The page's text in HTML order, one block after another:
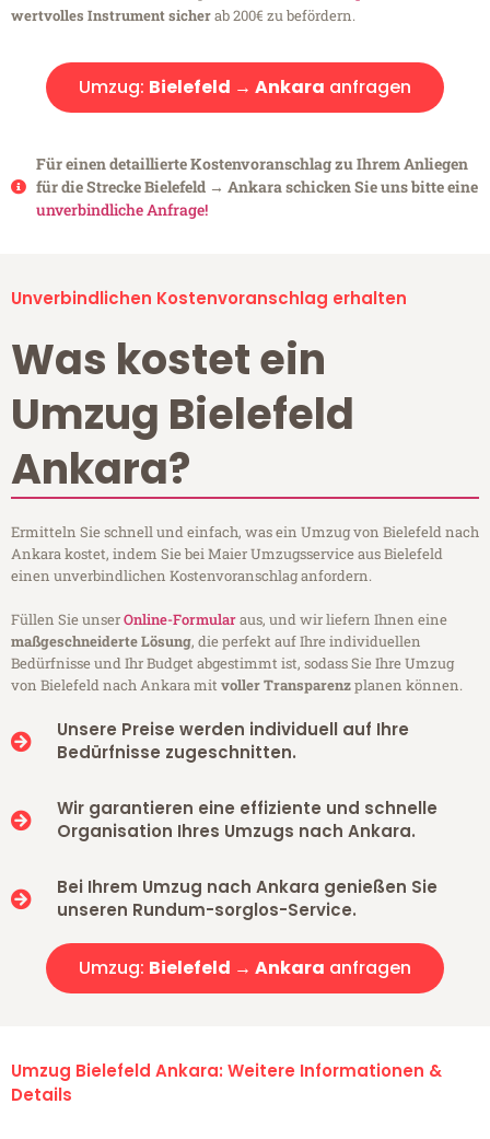
wertvolles Instrument sicherab 200€ zu befördern.
Umzug: Bielefeld → Ankara anfragen
Für einen detaillierte Kostenvoranschlag zu Ihrem Anliegen
für die Strecke Bielefeld → Ankara schicken Sie uns bitte eine
unverbindliche Anfrage!
Unverbindlichen Kostenvoranschlag erhalten
Was kostet ein
Umzug Bielefeld
Ankara?
Ermitteln Sie schnell und einfach, was ein Umzug von Bielefeld nach
Ankara kostet, indem Sie bei Maier Umzugsservice aus Bielefeld
einen unverbindlichen Kostenvoranschlag anfordern.
Füllen Sie unserOnline-Formularaus, und wir liefern Ihnen eine
maßgeschneiderte Lösung, die perfekt auf Ihre individuellen
Bedürfnisse und Ihr Budget abgestimmt ist, sodass Sie Ihre Umzug
von Bielefeld nach Ankara mitvoller Transparenzplanen können.
Unsere Preise werden individuell auf Ihre
Bedürfnisse zugeschnitten.
Wir garantieren eine effiziente und schnelle
Organisation Ihres Umzugs nach Ankara.
Bei Ihrem Umzug nach Ankara genießen Sie
unseren Rundum-sorglos-Service.
Umzug: Bielefeld → Ankara anfragen
Umzug Bielefeld Ankara: Weitere Informationen &
Details